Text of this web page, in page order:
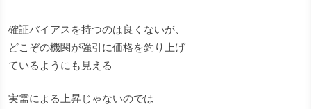
確証バイアスを持つのは良くないが、
どこぞの機関が強引に価格を釣り上げ
ているようにも見える
実需による上昇じゃないのでは